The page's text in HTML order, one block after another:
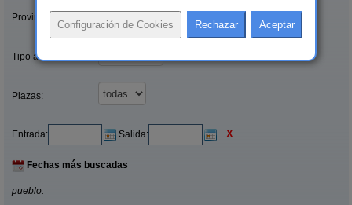
Provincias/Islas:
Tipo alquiler:
Plazas:
Entrada: Salida: X
Fechas más buscadas
pueblo: